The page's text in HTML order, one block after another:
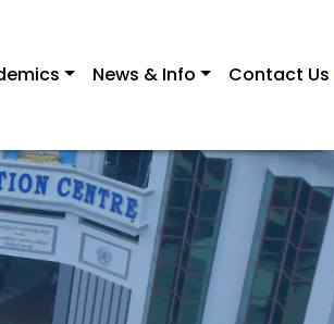
News & Info Contact Us